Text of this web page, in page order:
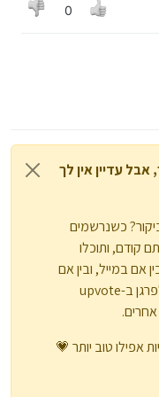
0
עדיין אין לך
כשנרשמים
קודם, ותוכלו
אם במייל, ובין אם
בהתראת פוש). תוכלו גם לשמור סימניות ולפרגן ב-upvote
אפילו טוב יותר 💗